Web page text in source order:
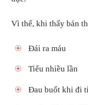
Vì thế, khi thấy bản
Đái ra máu
Tiểu nhiều lần
Đau buốt khi đi